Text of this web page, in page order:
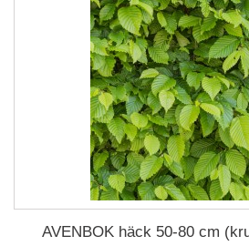
AVENBOK häck 50-80 cm